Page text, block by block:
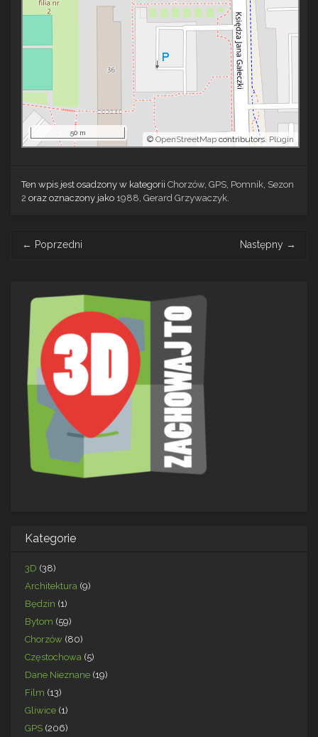
© OpenStreetMap contributors. Plugin
50 m
Ten wpis jest osadzony w kategorii Chorzów, GPS Pomnik Sezon
2 oraz oznaczony jako 1988 Gerard Grzywaczyk
navigation
← Poprzedni Następny →
Kategorie
3D (38)
Architektura (9)
Będzin (1)
Bytom (59)
Chorzów (80)
Częstochowa (5)
Dane Nieznane (19)
Film (13)
Gliwice (1)
GPS (206)